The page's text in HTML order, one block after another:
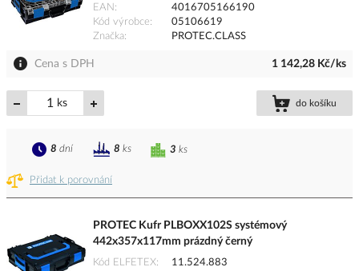
EAN
4016705166190
Kód výrobce
05106619
Značka
PROTEC.CLASS
Cena s DPH 1 142,28 Kč/ks
ks do košíku
Přidat k porovnání
3 ks
8 dní 8 ks
PROTEC Kufr PLBOXX102S systémový
442x357x117mm prázdný černý
Kód ELFETEX
11.524.883